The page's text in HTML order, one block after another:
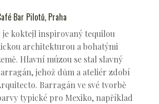
Bar Pilotů, Praha
je koktejl inspirovaný tequilou
architekturou a bohatými
Hlavní múzou se stal slavný
jehož dům a ateliér zdobí
Barragán ve své tvorbě
typické pro Mexiko, například